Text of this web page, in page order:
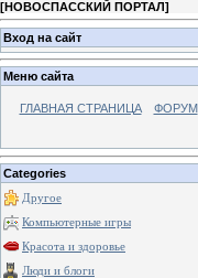
[НОВОСПАССКИЙ ПОРТАЛ]
Вход на сайт
Меню сайта
ГЛАВНАЯ СТРАНИЦА ФОРУМ
Categories
Другое
Компьютерные игры
Красота и здоровье
Люди и блоги